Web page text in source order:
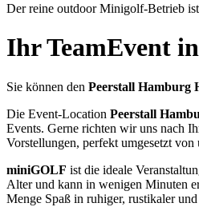
Der reine outdoor Minigolf-Betrieb
Ihr TeamEvent
Sie können den Peerstall Hamburg
Die Event-Location Peerstall
Events. Gerne richten wir uns nach
Vorstellungen, perfekt umgesetzt
miniGOLF ist die ideale
Alter und kann in wenigen Minuten
Menge Spaß in ruhiger, rustikaler